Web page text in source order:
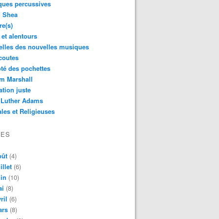
percussives
Shea
alentours
des nouvelles musiques
des pochettes
Marshall
juste
Adams
et Religieuses
(4)
(6)
(10)
(8)
(6)
(8)